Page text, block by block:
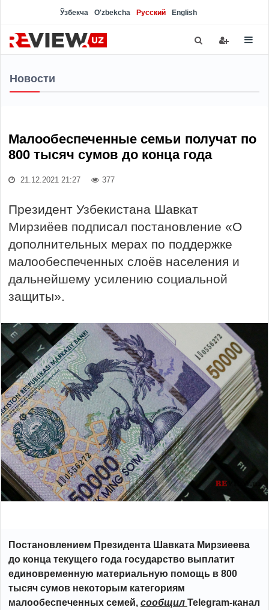
Ўзбекча O'zbekcha Русский English
Новости
Малообеспеченные семьи получат по
800 тысяч сумов до конца года
21.12.2021 21:27 377
Президент Узбекистана Шавкат
Мирзиёев подписал постановление «О
дополнительных мерах по поддержке
малообеспеченных слоёв населения и
дальнейшему усилению социальной
защиты».
Постановлением Президента Шавката Мирзиеева
до конца текущего года государство выплатит
единовременную материальную помощь в 800
тысяч сумов некоторым категориям
малообеспеченных семей, сообщил Telegram-канал